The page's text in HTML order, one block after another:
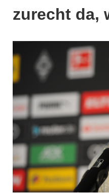
zurecht da,